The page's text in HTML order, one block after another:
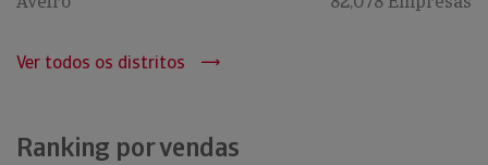
Ver todos os distritos
Ranking por vendas